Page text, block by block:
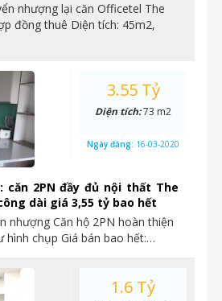
nhượng lại căn Officetel The
đồng thuê Diện tích: 45m2,
căn 2PN đầy đủ nội thất The
dài giá 3,55 tỷ bao hết
nhượng Căn hộ 2PN hoàn thiện
hình chụp Giá bán bao hết:…
3.55 Tỷ
Diện tích:73 m2
Ngày đăng: 16-03-2020
1.6 Tỷ